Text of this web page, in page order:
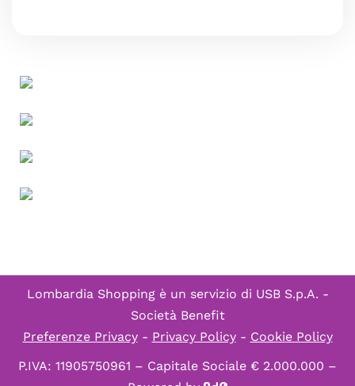
Lombardia Shopping è un servizio di USB S.p.A. -
Società Benefit
Preferenze Privacy- Privacy Policy- Cookie Policy
P.IVA: 11905750961 – Capitale Sociale € 2.000.000 –